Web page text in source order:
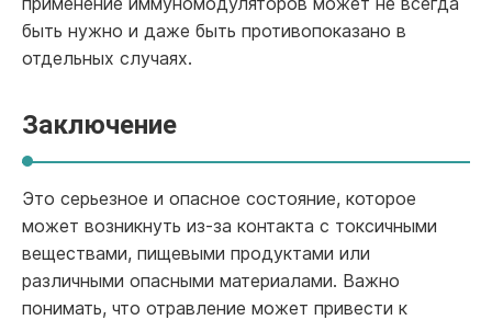
быть нужно и даже быть противопоказано в
отдельных случаях.
Заключение
Это серьезное и опасное состояние, которое
может возникнуть из-за контакта с токсичными
веществами, пищевыми продуктами или
различными опасными материалами. Важно
понимать, что отравление может привести к